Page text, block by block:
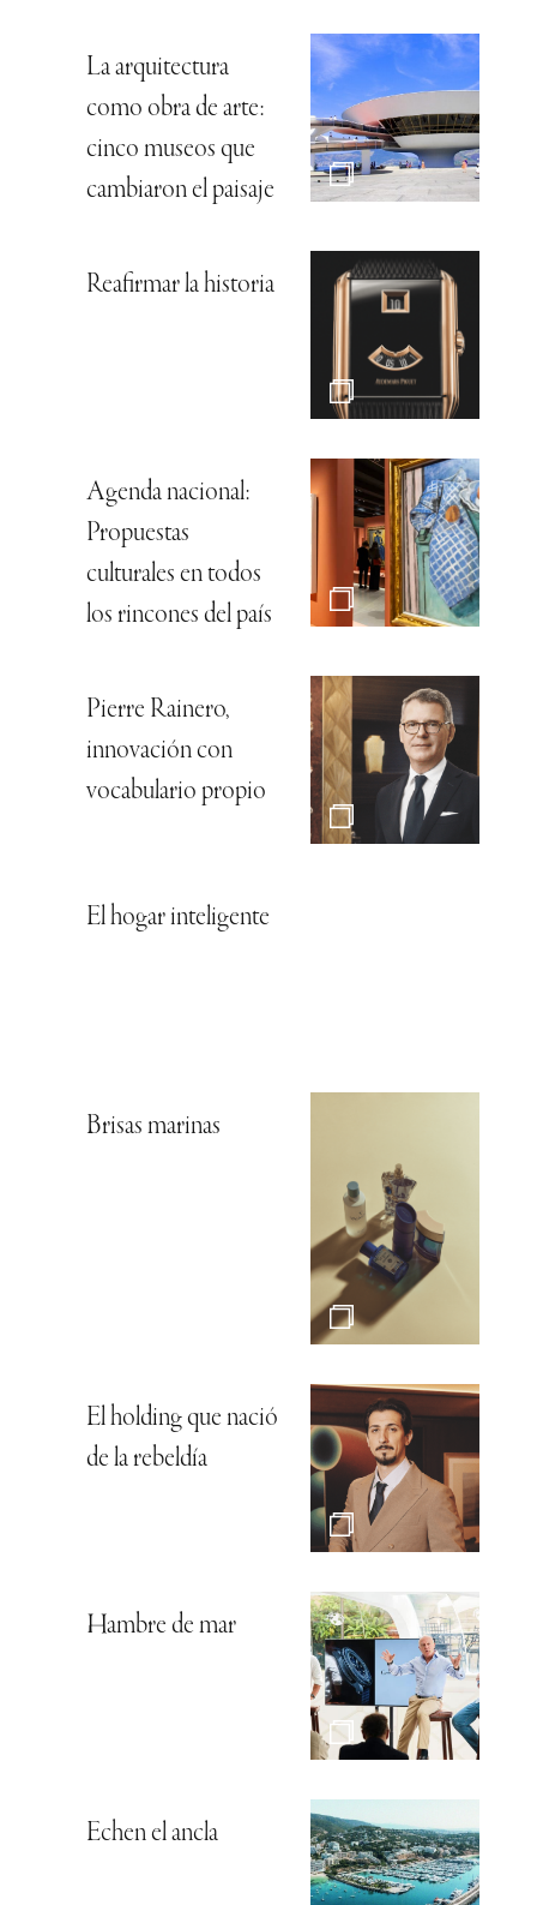
La arquitectura
como obra de arte:
cinco museos que
cambiaron el paisaje
Reafirmar la historia
Agenda nacional:
Propuestas
culturales en todos
los rincones del país
Pierre Rainero,
innovación con
vocabulario propio
El hogar inteligente
Brisas marinas
El holding que nació
de la rebeldía
Hambre de mar
Echen el ancla